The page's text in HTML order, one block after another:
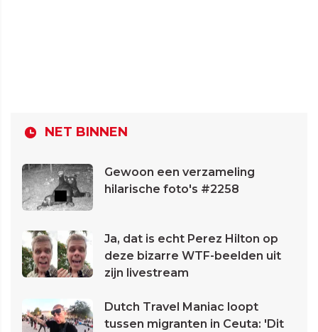
NET BINNEN
Gewoon een verzameling
hilarische foto's #2258
Ja, dat is echt Perez Hilton op
deze bizarre WTF-beelden uit
zijn livestream
Dutch Travel Maniac loopt
tussen migranten in Ceuta: 'Dit